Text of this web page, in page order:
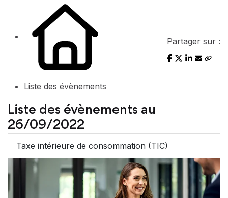
Liste des évènements
Partager sur :
Liste des évènements au
26/09/2022
Taxe intérieure de consommation (TIC)